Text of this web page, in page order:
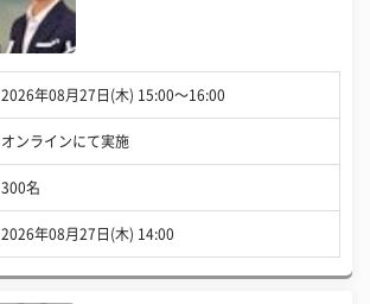
2026年08月27日(木) 15:00〜16:00
オンラインにて実施
300名
2026年08月27日(木) 14:00